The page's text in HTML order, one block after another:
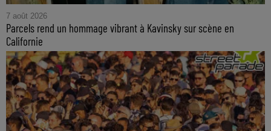
7 août 2026
Parcels rend un hommage vibrant à Kavinsky sur scène en
Californie